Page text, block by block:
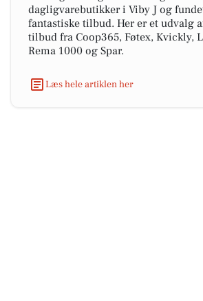
dagligvarebutikker i Viby J og
fantastiske tilbud. Her er et udvalg
tilbud fra Coop365, Føtex, Kvickly,
Rema 1000 og Spar.
Læs hele artiklen her